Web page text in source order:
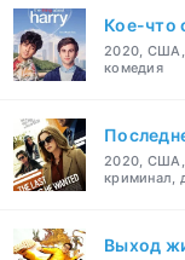
Кое-что
2020, США,
комедия
2020, США,
криминал,
Выход